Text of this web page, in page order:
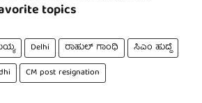
topics
Delhi ರಾಹುಲ್ ಗಾಂಧಿ
ಸಿಎಂ ಹುದ್ದೆ
CM post resignation